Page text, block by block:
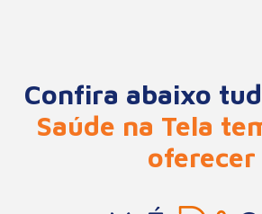
Confira abaixo
Saúde na Tela
oferecer